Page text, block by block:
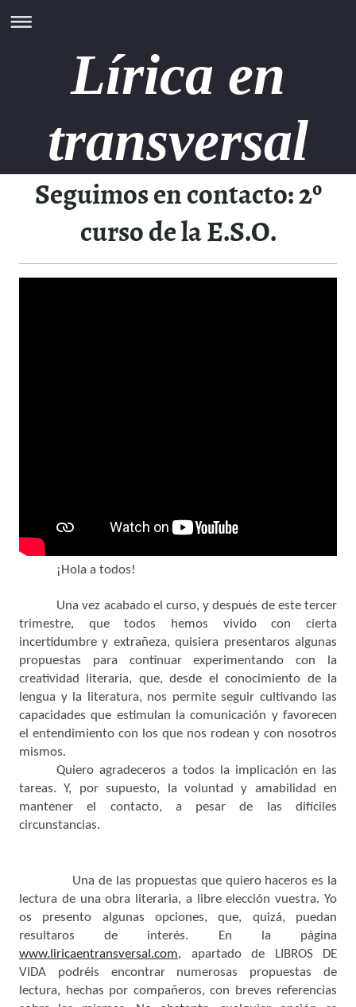
Lírica en
transversal
Seguimos en contacto: 2º
curso de la E.S.O.
¡Hola a todos!
Una vez acabado el curso, y después de este tercer
trimestre, que todos hemos vivido con cierta
incertidumbre y extrañeza, quisiera presentaros algunas
propuestas para continuar experimentando con la
creatividad literaria, que, desde el conocimiento de la
lengua y la literatura, nos permite seguir cultivando las
capacidades que estimulan la comunicación y favorecen
el entendimiento con los que nos rodean y con nosotros
mismos.
Quiero agradeceros a todos la implicación en las
tareas. Y, por supuesto, la voluntad y amabilidad en
mantener el contacto, a pesar de las difíciles
circunstancias.
Una de las propuestas que quiero haceros es la
lectura de una obra literaria, a libre elección vuestra. Yo
os presento algunas opciones, que, quizá, puedan
resultaros de interés. En la página
www.liricaentransversal.com, apartado de LIBROS DE
VIDA podréis encontrar numerosas propuestas de
lectura, hechas por compañeros, con breves referencias